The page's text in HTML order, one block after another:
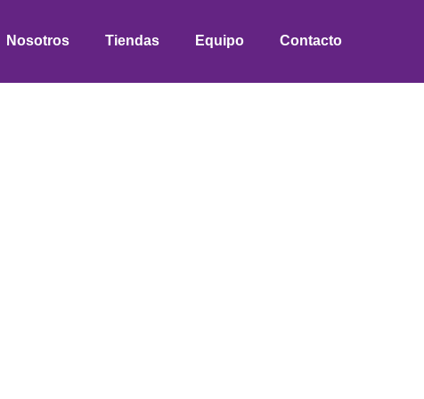
Nosotros Tiendas Equipo Contacto